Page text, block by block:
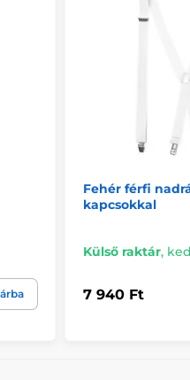
Fehér férfi
kapcsokkal
Külső raktár,
7 940 Ft